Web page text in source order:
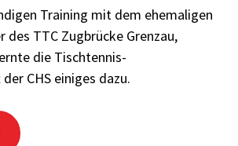
Training mit dem ehemaligen
des TTC Zugbrücke Grenzau,
die Tischtennis-
CHS einiges dazu.